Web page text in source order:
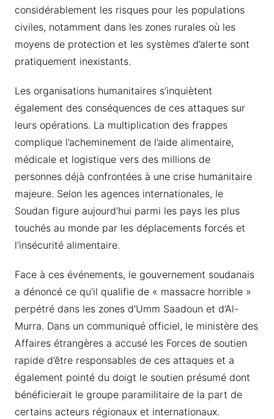
considérablement les risques pour les populations
civiles, notamment dans les zones rurales où les
moyens de protection et les systèmes d’alerte sont
pratiquement inexistants.
Les organisations humanitaires s’inquiètent
également des conséquences de ces attaques sur
leurs opérations. La multiplication des frappes
complique l’acheminement de l’aide alimentaire,
médicale et logistique vers des millions de
personnes déjà confrontées à une crise humanitaire
majeure. Selon les agences internationales, le
Soudan figure aujourd’hui parmi les pays les plus
touchés au monde par les déplacements forcés et
l’insécurité alimentaire.
Face à ces événements, le gouvernement soudanais
a dénoncé ce qu’il qualifie de « massacre horrible »
perpétré dans les zones d’Umm Saadoun et d’Al-
Murra. Dans un communiqué officiel, le ministère des
Affaires étrangères a accusé les Forces de soutien
rapide d’être responsables de ces attaques et a
également pointé du doigt le soutien présumé dont
bénéficierait le groupe paramilitaire de la part de
certains acteurs régionaux et internationaux.